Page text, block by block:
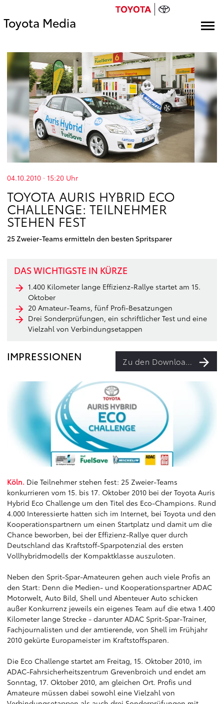
Toyota Media
04.10.2010 · 15:20 Uhr
TOYOTA AURIS HYBRID ECO
CHALLENGE: TEILNEHMER
STEHEN FEST
25 Zweier-Teams ermitteln den besten Spritsparer
DAS WICHTIGSTE IN KÜRZE
1.400 Kilometer lange Effizienz-Rallye startet am 15.
Oktober
20 Amateur-Teams, fünf Profi-Besatzungen
Drei Sonderprüfungen, ein schriftlicher Test und eine
Vielzahl von Verbindungsetappen
IMPRESSIONEN Zu den Downloads
Köln. Die Teilnehmer stehen fest: 25 Zweier-Teams
konkurrieren vom 15. bis 17. Oktober 2010 bei der Toyota Auris
Hybrid Eco Challenge um den Titel des Eco-Champions. Rund
4.000 Interessierte hatten sich im Internet, bei Toyota und den
Kooperationspartnern um einen Startplatz und damit um die
Chance beworben, bei der Effizienz-Rallye quer durch
Deutschland das Kraftstoff-Sparpotenzial des ersten
Vollhybridmodells der Kompaktklasse auszuloten.
Neben den Sprit-Spar-Amateuren gehen auch viele Profis an
den Start: Denn die Medien- und Kooperationspartner ADAC
Motorwelt, Auto Bild, Shell und Abenteuer Auto schicken
außer Konkurrenz jeweils ein eigenes Team auf die etwa 1.400
Kilometer lange Strecke - darunter ADAC Sprit-Spar-Trainer,
Fachjournalisten und der amtierende, von Shell im Frühjahr
2010 gekürte Europameister im Kraftstoffsparen.
Die Eco Challenge startet am Freitag, 15. Oktober 2010, im
ADAC-Fahrsicherheitszentrum Grevenbroich und endet am
Sonntag, 17. Oktober 2010, am gleichen Ort. Profis und
Amateure müssen dabei sowohl eine Vielzahl von